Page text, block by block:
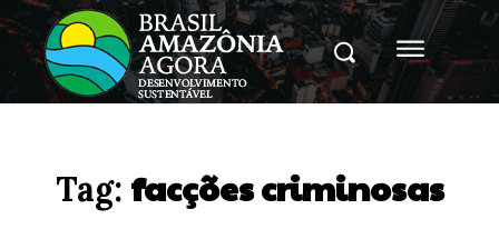
Tag: facções criminosas